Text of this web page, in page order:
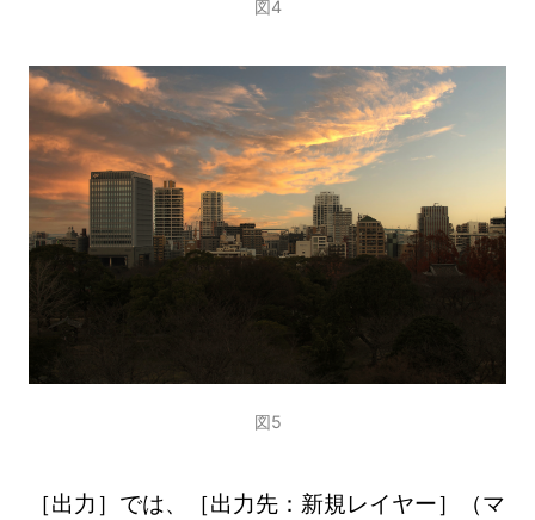
図4
図5
［出力］では、［出力先：新規レイヤー］（マ